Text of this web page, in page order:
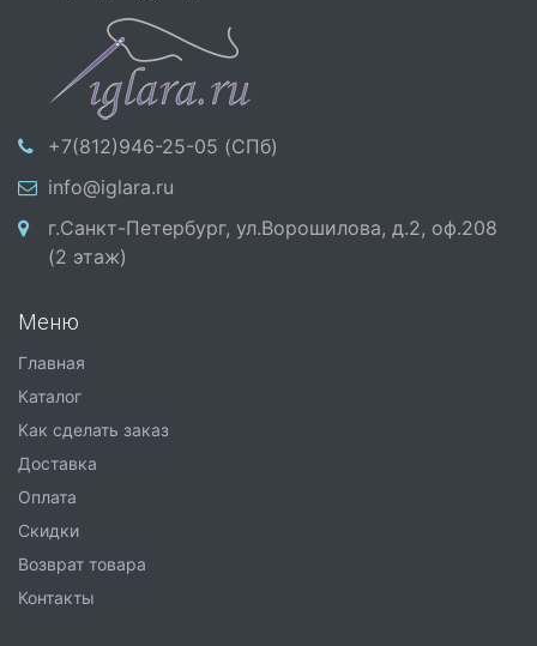
+7(812)946-25-05 (СПб)
info@iglara.ru
г.Санкт-Петербург, ул.Ворошилова, д.2, оф.208
(2 этаж)
Меню
Главная
Каталог
Как сделать заказ
Доставка
Оплата
Скидки
Возврат товара
Контакты